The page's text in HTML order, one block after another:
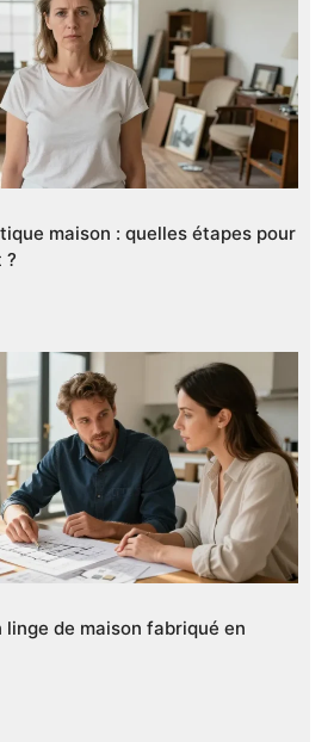
maison : quelles étapes pour
?
de maison fabriqué en